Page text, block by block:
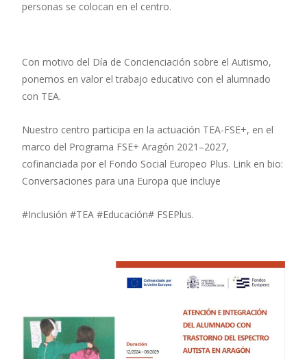
personas se colocan en el centro.
Con motivo del Día de Concienciación sobre el Autismo,
ponemos en valor el trabajo educativo con el alumnado
con TEA.
Nuestro centro participa en la actuación TEA-FSE+, en el
marco del Programa FSE+ Aragón 2021–2027,
cofinanciada por el Fondo Social Europeo Plus. Link en bio:
Conversaciones para una Europa que incluye
#Inclusión #TEA #Educación# FSEPlus.